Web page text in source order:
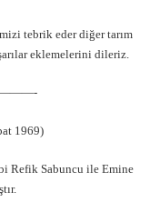
tebrik eder diğer tarım
eklemelerini dileriz.
1969)
Refik Sabuncu ile Emine